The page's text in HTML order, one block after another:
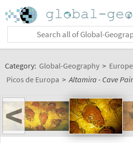
Category: Global-Geography > Europe
Picos de Europa > Altamira - Cave
<